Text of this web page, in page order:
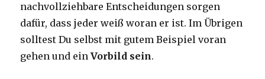
nachvollziehbare Entscheidungen sorgen
dafür, dass jeder weiß woran er ist. Im Übrigen
solltest Du selbst mit gutem Beispiel voran
gehen und einVorbild sein.